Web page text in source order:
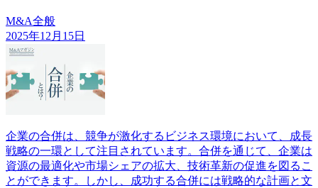
M&A全般
2025年12月15日
企業の合併は、競争が激化するビジネス環境において、成長
戦略の一環として注目されています。合併を通じて、企業は
資源の最適化や市場シェアの拡大、技術革新の促進を図るこ
とができます。しかし、成功する合併には戦略的な計画と文